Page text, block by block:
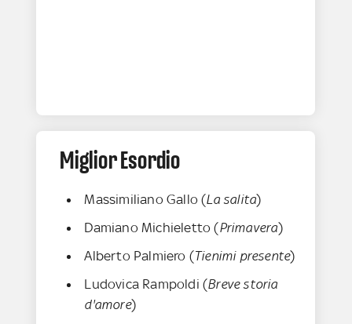
Miglior Esordio
Massimiliano Gallo (La salita)
Damiano Michieletto (Primavera)
Alberto Palmiero (Tienimi presente)
Ludovica Rampoldi (Breve storia
d'amore)